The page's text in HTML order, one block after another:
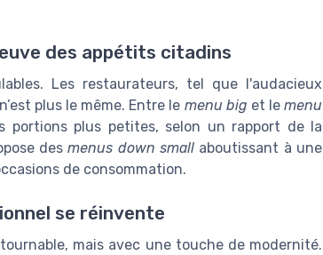
des appétits citadins
Les restaurateurs, tel que l'audacieux
plus le même. Entre le menu big et lemenu
portions plus petites, selon un rapport de la
desmenus down smallaboutissant à une
de consommation.
se réinvente
mais avec une touche de modernité.